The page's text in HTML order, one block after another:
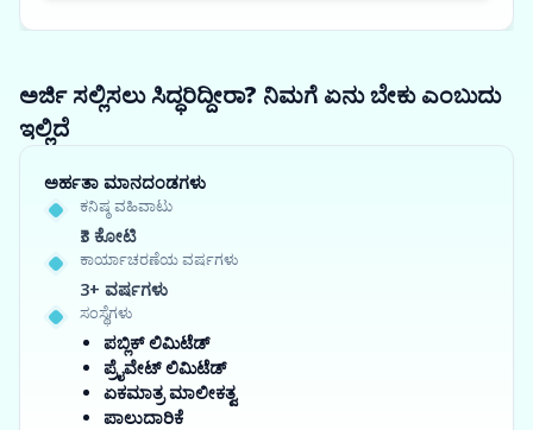
ಅರ್ಜಿ ಸಲ್ಲಿಸಲು ಸಿದ್ಧರಿದ್ದೀರಾ? ನಿಮಗೆ ಏನು ಬೇಕು ಎಂಬುದು
ಇಲ್ಲಿದೆ
ಅರ್ಹತಾ ಮಾನದಂಡಗಳು
ಕನಿಷ್ಠ ವಹಿವಾಟು
₹3 ಕೋಟಿ
ಕಾರ್ಯಾಚರಣೆಯ ವರ್ಷಗಳು
3+ ವರ್ಷಗಳು
ಸಂಸ್ಥೆಗಳು
ಪಬ್ಲಿಕ್ ಲಿಮಿಟೆಡ್
ಪ್ರೈವೇಟ್ ಲಿಮಿಟೆಡ್
ಏಕಮಾತ್ರ ಮಾಲೀಕತ್ವ
ಪಾಲುದಾರಿಕೆ